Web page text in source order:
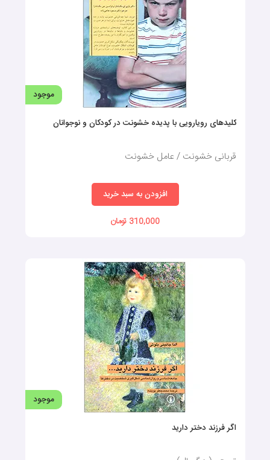
موجود
کلیدهای رویارویی با پدیده خشونت در کودکان و نوجوانان
قربانی خشونت / عامل خشونت
افزودن به سبد خرید
310,000 تومان
موجود
اگر فرزند دختر دارید